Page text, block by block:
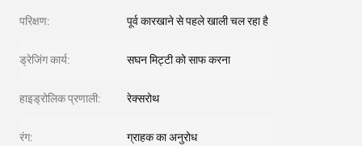
परिक्षण: पूर्व कारखाने से पहले खाली चल रहा है
ड्रेजिंग कार्य: सघन मिट्टी को साफ करना
हाइड्रोलिक प्रणाली: रेक्सरोथ
रंग: ग्राहक का अनुरोध